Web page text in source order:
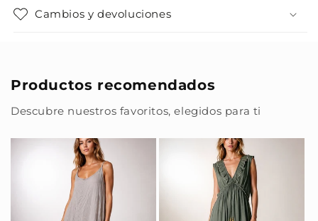
Cambios y devoluciones
Productos recomendados
Descubre nuestros favoritos, elegidos para ti